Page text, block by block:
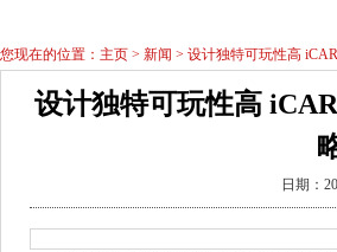
您现在的位置： 主页 > 新闻 > 设计独特可玩性高
设计独特可玩性高
日期：